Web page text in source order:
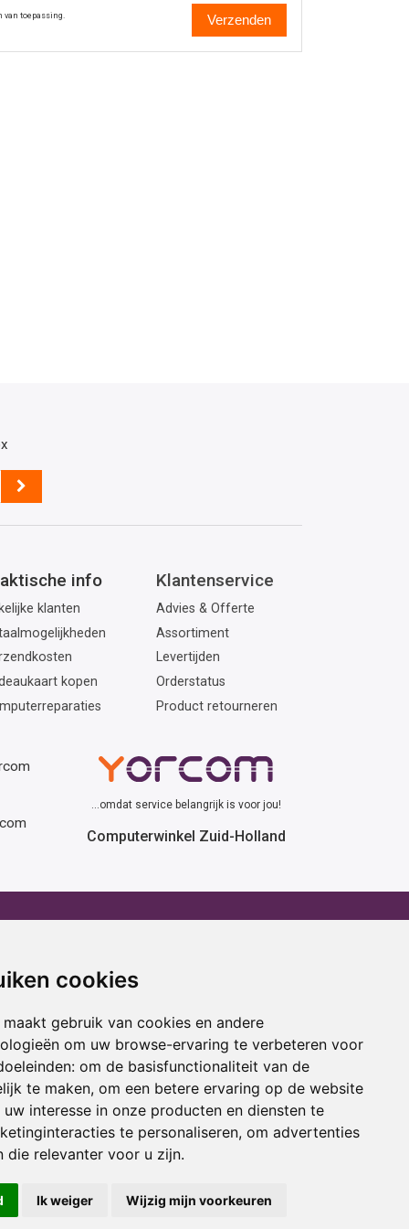
cookies
gebruik van cookies en andere
om uw browse-ervaring te verbeteren voor
om de basisfunctionaliteit van de
te maken, om een betere ervaring op de website
uw interesse in onze producten en diensten te
te personaliseren, om advertenties
die relevanter voor u zijn.
Ik weiger Wijzig mijn voorkeuren
Verzenden
van toepassing.
info
klanten
kopen
Klantenservice
Advies & Offerte
Assortiment
Levertijden
Orderstatus
Product retourneren
...omdat service belangrijk is voor jou!
Computerwinkel Zuid-Holland
huren
huren
huren
huren
huren
Cadeau ideeën
Print service
Kortingscode
Acties